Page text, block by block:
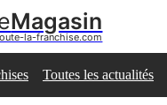
Magasin
la-franchise.com
Toutes les actualités